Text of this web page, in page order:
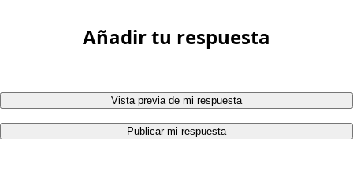
Añadir tu respuesta
Vista previa de mi respuesta
Publicar mi respuesta